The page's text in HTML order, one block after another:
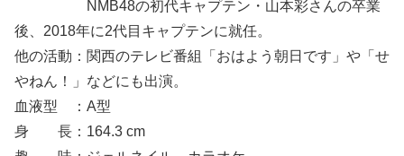
NMB48の初代キャプテン・山本彩さんの卒業
後、2018年に2代目キャプテンに就任。
他の活動：関西のテレビ番組「おはよう朝日です」や「せ
やねん！」などにも出演。
血液型 ：A型
身 長：164.3 cm